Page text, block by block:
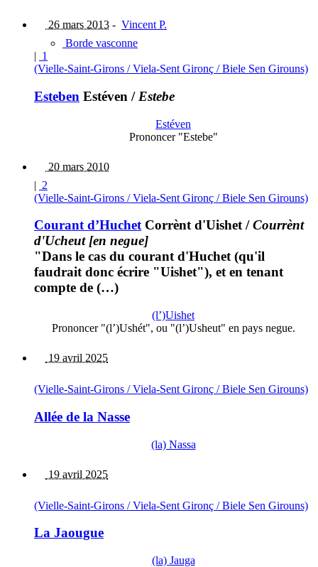
26 mars 2013 - Vincent P.
Borde vasconne
| 1
(Vielle-Saint-Girons / Viela-Sent Gironç / Biele Sen Girouns)
Esteben Estéven / Estebe
Estéven
Prononcer "Estebe"
20 mars 2010
| 2
(Vielle-Saint-Girons / Viela-Sent Gironç / Biele Sen Girouns)
Courant d’HuchetCorrènt d'Uishet/Courrènt
d'Ucheut [en negue]
"Dans le cas du courant d'Huchet (qu'il
faudrait donc écrire "Uishet"), et en tenant
compte de (…)
(l’)Uishet
Prononcer "(l’)Ushét", ou "(l’)Usheut" en pays negue.
19 avril 2025
(Vielle-Saint-Girons / Viela-Sent Gironç / Biele Sen Girouns)
Allée de la Nasse
(la) Nassa
19 avril 2025
(Vielle-Saint-Girons / Viela-Sent Gironç / Biele Sen Girouns)
La Jaougue
(la) Jauga